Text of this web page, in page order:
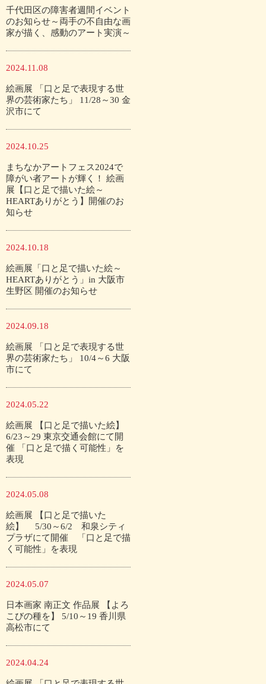
千代田区の障害者週間イベント
のお知らせ～両手の不自由な画
家が描く、感動のアート実演～
2024.11.08
絵画展 「口と足で表現する世
界の芸術家たち」 11/28～30 金
沢市にて
2024.10.25
まちなかアートフェス2024で
障がい者アートが輝く！ 絵画
展【口と足で描いた絵～
HEARTありがとう】開催のお
知らせ
2024.10.18
絵画展「口と足で描いた絵～
HEARTありがとう」in 大阪市
生野区 開催のお知らせ
2024.09.18
絵画展 「口と足で表現する世
界の芸術家たち」 10/4～6 大阪
市にて
2024.05.22
絵画展 【口と足で描いた絵】
6/23～29 東京交通会館にて開
催 「口と足で描く可能性」を
表現
2024.05.08
絵画展 【口と足で描いた
絵】 5/30～6/2 和泉シティ
プラザにて開催 「口と足で描
く可能性」を表現
2024.05.07
日本画家 南正文 作品展 【よろ
こびの種を】 5/10～19 香川県
高松市にて
2024.04.24